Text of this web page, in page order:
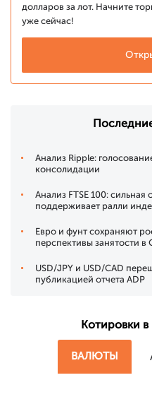
долларов за лот. Начните
уже сейчас!
Анализ Ripple:
консолидации
Анализ FTSE 100: сильная
поддерживает ралли
Евро и фунт сохраняют
перспективы занятости
USD/JPY и USD/CAD
публикацией отчета ADP
Котировки
ВАЛЮТЫ